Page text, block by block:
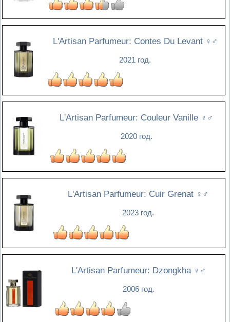
L'Artisan Parfumeur: Contes Du Levant ♀♂
2021 год.
L'Artisan Parfumeur: Couleur Vanille ♀♂
2020 год.
L'Artisan Parfumeur: Cuir Grenat ♀♂
2023 год.
L'Artisan Parfumeur: Dzongkha ♀♂
2006 год.